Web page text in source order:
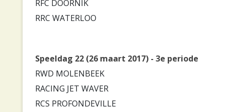
RFC DOORNIK
RRC WATERLOO
Speeldag 22 (26 maart 2017) - 3e periode
RWD MOLENBEEK
RACING JET WAVER
RCS PROFONDEVILLE